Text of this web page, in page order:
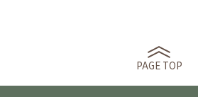
PAGE TOP